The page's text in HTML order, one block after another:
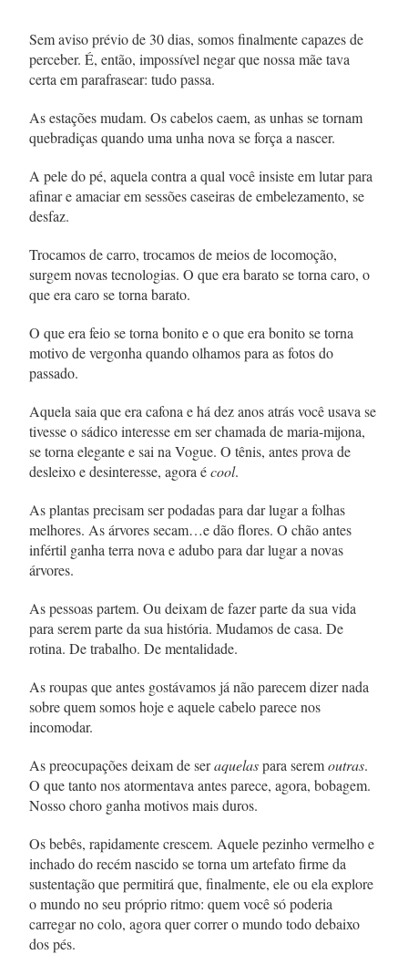
Sem aviso prévio de 30 dias, somos finalmente capazes de
perceber. É, então, impossível negar que nossa mãe tava
certa em parafrasear: tudo passa.
As estações mudam. Os cabelos caem, as unhas se tornam
quebradiças quando uma unha nova se força a nascer.
A pele do pé, aquela contra a qual você insiste em lutar para
afinar e amaciar em sessões caseiras de embelezamento, se
desfaz.
Trocamos de carro, trocamos de meios de locomoção,
surgem novas tecnologias. O que era barato se torna caro, o
que era caro se torna barato.
O que era feio se torna bonito e o que era bonito se torna
motivo de vergonha quando olhamos para as fotos do
passado.
Aquela saia que era cafona e há dez anos atrás você usava se
tivesse o sádico interesse em ser chamada de maria-mijona,
se torna elegante e sai na Vogue. O tênis, antes prova de
desleixo e desinteresse, agora écool.
As plantas precisam ser podadas para dar lugar a folhas
melhores. As árvores secam…e dão flores. O chão antes
infértil ganha terra nova e adubo para dar lugar a novas
árvores.
As pessoas partem. Ou deixam de fazer parte da sua vida
para serem parte da sua história. Mudamos de casa. De
rotina. De trabalho. De mentalidade.
As roupas que antes gostávamos já não parecem dizer nada
sobre quem somos hoje e aquele cabelo parece nos
incomodar.
As preocupações deixam de seraquelaspara seremoutras.
O que tanto nos atormentava antes parece, agora, bobagem.
Nosso choro ganha motivos mais duros.
Os bebês, rapidamente crescem. Aquele pezinho vermelho e
inchado do recém nascido se torna um artefato firme da
sustentação que permitirá que, finalmente, ele ou ela explore
o mundo no seu próprio ritmo: quem você só poderia
carregar no colo, agora quer correr o mundo todo debaixo
dos pés.